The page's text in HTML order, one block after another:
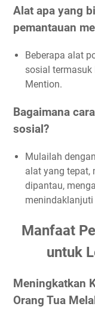
Manfaat
Studi Kasus:
Implementasi
Tindakan
Penyusunan
Kolaborasi
Tips untuk
Pemantauan
1. Gunakan
2. Identifikasi
3. Sesuaikan
5. Pantau
Media Sosial:
Alat apa yang
pemantauan
Beberapa alat
sosial termasuk
Mention.
Bagaimana
sosial?
Mulailah
alat yang tepat,
dipantau,
Manfaat
untuk
Meningkatkan
Orang Tua